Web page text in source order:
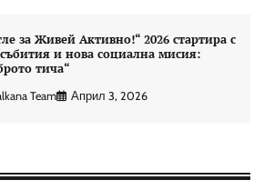
за Живей Активно!“ 2026 стартира с
и нова социална мисия:
тича“
Team Април 3, 2026